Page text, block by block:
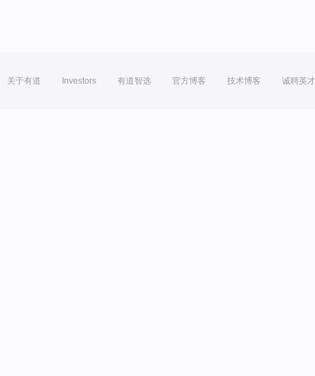
关于有道 Investors 有道智选 官方博客 技术博客 诚聘英才